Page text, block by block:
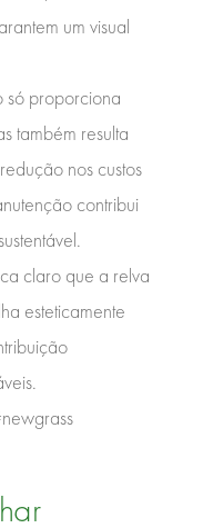
um visual
só proporciona
também resulta
nos custos
contribui
claro que a relva
esteticamente